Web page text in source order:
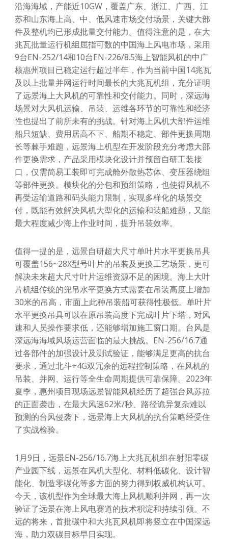
沿海海域，产能近10GW，覆盖广东、浙江、广西、江
苏和山东海上高、中、低风速市场交付场景，关键大部
件及整机均已形成批量交付能力。值得注意的是，在大
兆瓦批量运行机组屈指可数的中国海上风电市场，采用
9台EN-252/14和10台EN-226/8.5海上智能风机的中广
核惠州项目已稳定运行超过半年，作为当前中国14兆瓦
及以上批量并网运行时间最长的大兆瓦机组，充分证明
了远景海上大风机的可靠性和交付能力。同时，深远海
场景对大风机运输、吊装、运维各环节的可靠性和经济
性也提出了前所未有的挑战。针对海上风机大部件运维
船只短缺、费用居高不下、船期不稳定、部件更换周期
长等棘手难题，远景海上机型在开发阶段充分考虑大部
件更换需求，产品采用模块化设计并预留自研工装接
口，仅需简易工装即可完成舱外散热芯体、变压器绕组
等部件更换。模块化的分包和预组策略，也使得风机不
再受运输道路和码头能力限制，实现多样化的场景交
付，既能有效解决风机大型化的运输和装船难题，又能
最大程度减少海上作业时间，提升吊装效率。
值得一提的是，远景自研超大尺寸单叶片水平更换吊具
可覆盖156~28X型号叶片的吊装及更换工艺场景，更可
解决未来超大尺寸叶片运维资源不足的困境。海上大叶
片机组传统的兜吊水平更换方式需要在吊装高度上增加
30米的吊高，市面上此种吊装船可获得性极低。单叶片
水平更换吊具可以在原吊装高度下完成叶片下塔，对风
速和人员操作要求低，还能够增加施工窗口期。台风是
深远海海域风场运营面临的最大挑战。EN-256/16.7通
过各部件的加强设计及测试验证，能够满足更高的抗台
要求，通过北斗+4G双冗余的远程控制策略，在风机的
吊装、并网、运行等全生命周期提供可靠保障。2023年
夏季，惠州项目现场远景智能风机经历了超强台风苏拉
的正面袭击，在最大风速62米/秒、路径诡异复杂难以
预测的台风侵袭下，远景海上大风机的抗台策略经受住
了实战检验。
1月9日，远景EN-256/16.7海上大兆瓦机组在射阳零碳
产业园下线，远景在风机大型化、材料低碳化、设计智
能化、制造零碳化等多方面的努力得到权威机构认可。
今天，该机型作为全球最大海上风机顺利并网，再一次
验证了远景在海上风电赛道的技术积淀和持续引领。不
远的将来，首批碳中和大兆瓦风机即将竖立在中国深远
海，助力双碳目标早日实现。